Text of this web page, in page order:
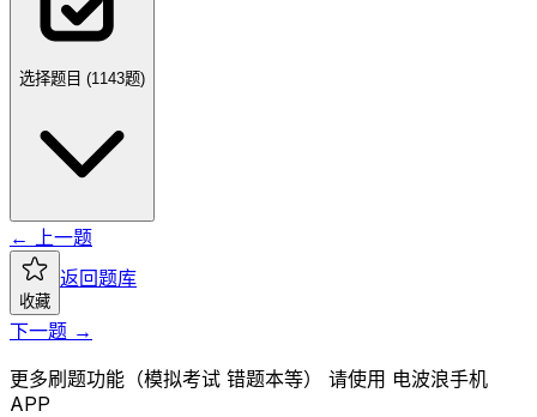
选择题目 (1143题)
← 上一题
收藏
返回题库
下一题 →
更多刷题功能（模拟考试 错题本等） 请使用 电波浪手机
APP